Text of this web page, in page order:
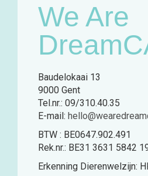
We Are
Baudelokaai 13
9000 Gent
Tel.nr.: 09/310.40.35
E-mail:
BTW : BE0647.902.491
Rek.nr.: BE31 3631 5842
Erkenning Dierenwelzijn: